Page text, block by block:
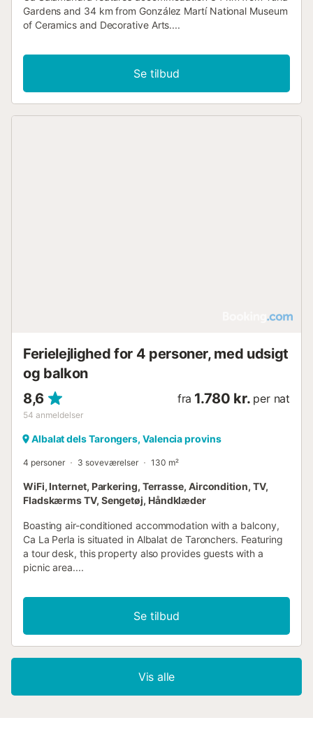
Gardens and 34 km from González Martí National Museum
of Ceramics and Decorative Arts....
Se tilbud
Ferielejlighed for 4 personer, med udsigt
og balkon
8,6
54 anmeldelser
fra 1.780 kr. per nat
Albalat dels Tarongers, Valencia provins
4 personer 3 soveværelser 130 m²
WiFi, Internet, Parkering, Terrasse, Aircondition, TV,
Fladskærms TV, Sengetøj, Håndklæder
Boasting air-conditioned accommodation with a balcony,
Ca La Perla is situated in Albalat de Taronchers. Featuring
a tour desk, this property also provides guests with a
picnic area....
Se tilbud
Vis alle